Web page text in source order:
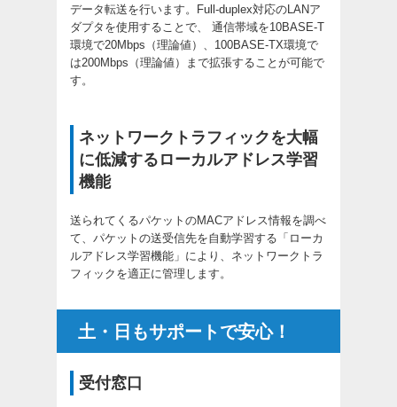
データ転送を行います。Full-duplex対応のLANア
ダプタを使用することで、 通信帯域を10BASE-T
環境で20Mbps（理論値）、100BASE-TX環境で
は200Mbps（理論値）まで拡張することが可能で
す。
ネットワークトラフィックを大幅
に低減するローカルアドレス学習
機能
送られてくるパケットのMACアドレス情報を調べ
て、パケットの送受信先を自動学習する「ローカ
ルアドレス学習機能」により、ネットワークトラ
フィックを適正に管理します。
土・日もサポートで安心！
受付窓口